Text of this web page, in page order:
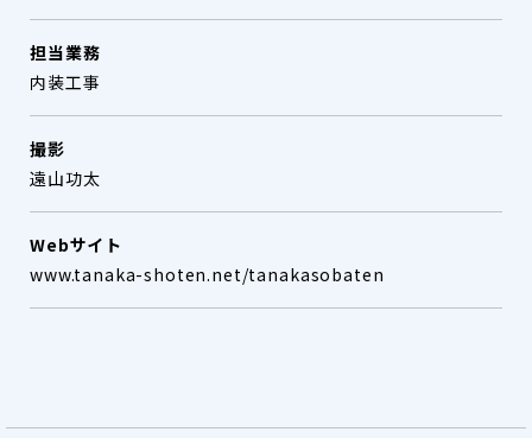
担当業務
内装工事
撮影
遠山功太
Webサイト
www.tanaka-shoten.net/tanakasobaten